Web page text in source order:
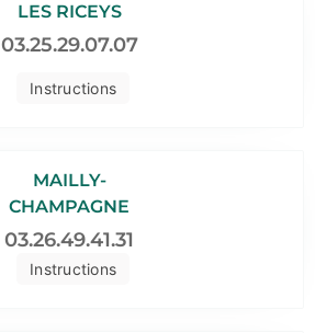
Instructions
LES RICEYS
03.25.29.07.07
Instructions
MAILLY-
CHAMPAGNE
03.26.49.41.31